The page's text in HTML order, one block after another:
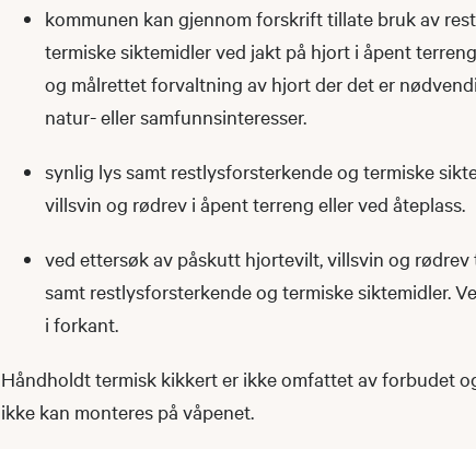
kommunen kan gjennom forskrift tillate bruk av
termiske siktemidler ved jakt på hjort i åpent
og målrettet forvaltning av hjort der det er
natur- eller samfunnsinteresser.
synlig lys samt restlysforsterkende og termiske
villsvin og rødrev i åpent terreng eller ved åteplass.
ved ettersøk av påskutt hjortevilt, villsvin og rødrev
samt restlysforsterkende og termiske siktemidler.
i forkant.
Håndholdt termisk kikkert er ikke omfattet av forbudet
ikke kan monteres på våpenet.